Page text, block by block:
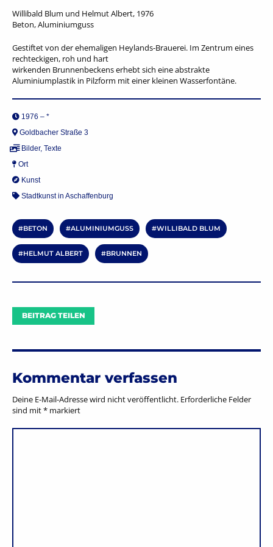
Willibald Blum und Helmut Albert, 1976
Beton, Aluminiumguss
Gestiftet von der ehemaligen Heylands-Brauerei. Im Zentrum eines
rechteckigen, roh und hart
wirkenden Brunnenbeckens erhebt sich eine abstrakte
Aluminiumplastik in Pilzform mit einer kleinen Wasserfontäne.
1976 – *
Goldbacher Straße 3
Bilder, Texte
Ort
Kunst
Stadtkunst in Aschaffenburg
BETON ALUMINIUMGUSS WILLIBALD BLUM
HELMUT ALBERT BRUNNEN
BEITRAG TEILEN
Kommentar verfassen
Deine E-Mail-Adresse wird nicht veröffentlicht. Erforderliche Felder
sind mit* markiert